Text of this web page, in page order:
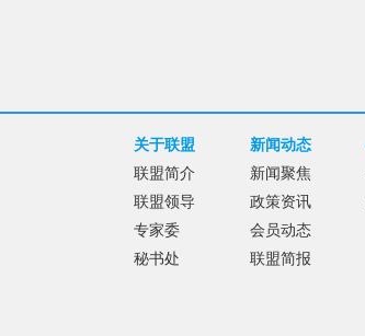
关于联盟
联盟简介
联盟领导
专家委
秘书处
新闻动态
新闻聚焦
政策资讯
会员动态
联盟简报